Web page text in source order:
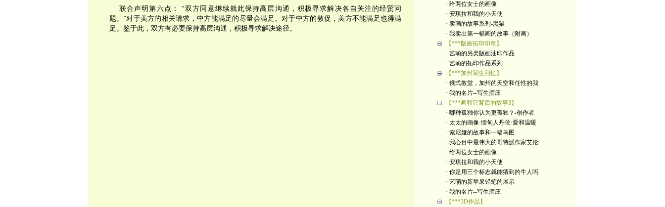
联合声明第六点： “双方同意继续就此保持高层沟通，积极寻求解决各自关注的经贸问
题。”对于美方的相关请求，中方能满足的尽量会满足。对于中方的敦促，美方不能满足也得满
足。鉴于此，双方有必要保持高层沟通，积极寻求解决途径。
· 给两位女士的画像
· 安琪拉和我的小天使
· 卖画的故事系列-黑猫
· 我卖出第一幅画的故事（附画）
【***版画拓印印章】
· 艺萌的另类版画油印作品
· 艺萌的拓印作品系列
【***加州写生回忆】
· 俄式教堂，加州的天空和任性的我
· 我的名片--写生酒庄
【***画和它背后的故事3】
· 哪种孤独你认为更孤独？-创作者
· 太太的画像·缅甸人丹佐·爱和温暖
· 索尼娅的故事和一幅鸟图
· 我心目中最伟大的哥特派作家艾伦
· 给两位女士的画像
· 安琪拉和我的小天使
· 你是用三个标志就能猜到的牛人吗
· 艺萌的新苹果铅笔的展示
· 我的名片--写生酒庄
【***3D作品】